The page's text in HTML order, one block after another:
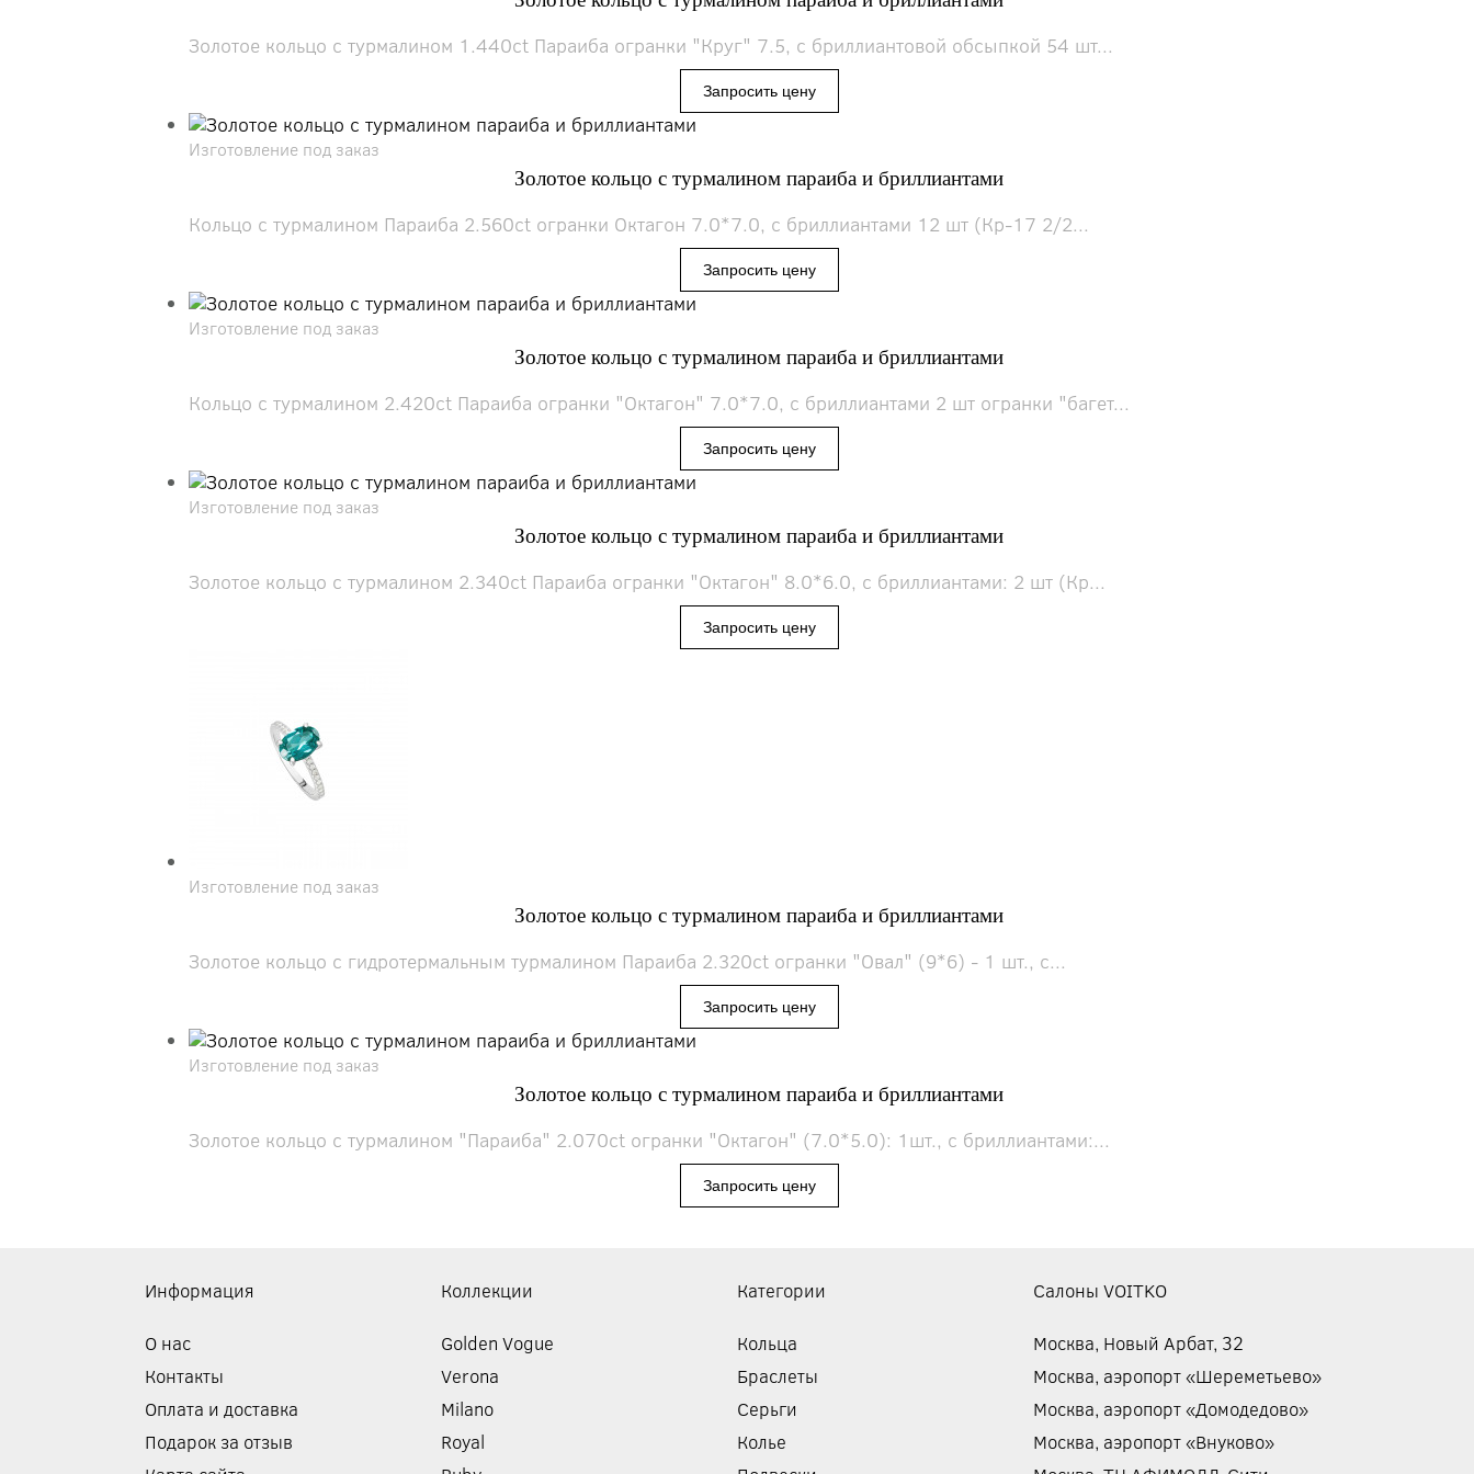
Золотое кольцо с турмалином 1.440ct Параиба огранки "Круг" 7.5, с бриллиантовой обсыпкой 54 шт...
Изготовление под заказ
Золотое кольцо с турмалином параиба и бриллиантами
Кольцо с турмалином Параиба 2.560ct огранки Октагон 7.0*7.0, с бриллиантами 12 шт (Кр-17 2/2...
Изготовление под заказ
Золотое кольцо с турмалином параиба и бриллиантами
Кольцо с турмалином 2.420ct Параиба огранки "Октагон" 7.0*7.0, с бриллиантами 2 шт огранки "багет...
Изготовление под заказ
Золотое кольцо с турмалином параиба и бриллиантами
Золотое кольцо с турмалином 2.340ct Параиба огранки "Октагон" 8.0*6.0, с бриллиантами: 2 шт (Кр...
Изготовление под заказ
Золотое кольцо с турмалином параиба и бриллиантами
Золотое кольцо с гидротермальным турмалином Параиба 2.320ct огранки "Овал" (9*6) - 1 шт., с...
Изготовление под заказ
Золотое кольцо с турмалином параиба и бриллиантами
Золотое кольцо с турмалином "Параиба" 2.070ct огранки "Октагон" (7.0*5.0): 1шт., с бриллиантами:...
Информация
О нас
Контакты
Оплата и доставка
Подарок за отзыв
Коллекции
Golden Vogue
Verona
Milano
Royal
Категории
Кольца
Браслеты
Серьги
Колье
Салоны VOITKO
Москва, Новый Арбат, 32
Москва, аэропорт «Шереметьево»
Москва, аэропорт «Домодедово»
Москва, аэропорт «Внуково»